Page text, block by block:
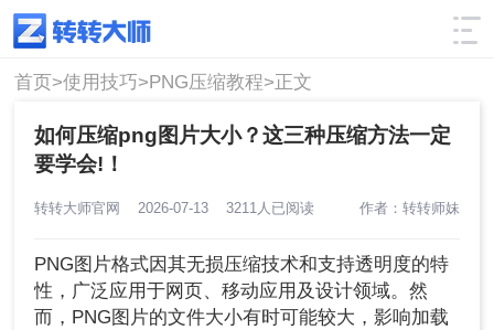
使用技巧 筛选
首页>使用技巧>PNG压缩教程>正文
如何压缩png图片大小？这三种压缩方法一定
要学会!！
转转大师官网 2026-07-13 3211人已阅读 作者：转转师妹
PNG图片格式因其无损压缩技术和支持透明度的特
性，广泛应用于网页、移动应用及设计领域。然
而，PNG图片的文件大小有时可能较大，影响加载